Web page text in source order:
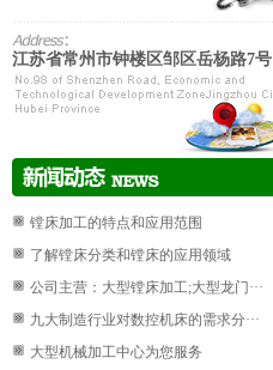
江苏省常州市钟楼区邹区岳杨路7号
镗床加工的特点和应用范围
了解镗床分类和镗床的应用领域
公司主营：大型镗床加工;大型龙门···
九大制造行业对数控机床的需求分···
大型机械加工中心为您服务